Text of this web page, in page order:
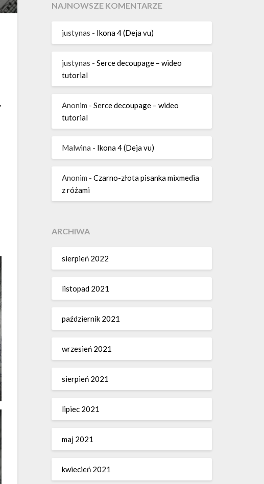
NAJNOWSZE KOMENTARZE
justynas - Ikona 4 (Deja vu)
justynas - Serce decoupage – wideo
tutorial
Anonim - Serce decoupage – wideo
tutorial
Malwina - Ikona 4 (Deja vu)
Anonim - Czarno-złota pisanka mixmedia
z różami
ARCHIWA
sierpień 2022
listopad 2021
październik 2021
wrzesień 2021
sierpień 2021
lipiec 2021
maj 2021
kwiecień 2021